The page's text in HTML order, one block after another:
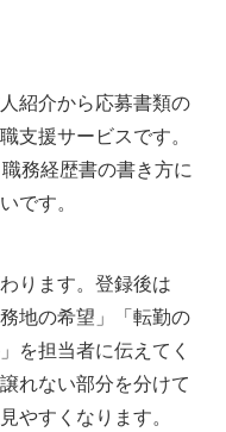
紹介から応募書類の
支援サービスです。
務経歴書の書き方に
です。
ります。登録後は
地の希望」「転勤の
を担当者に伝えてく
れない部分を分けて
やすくなります。